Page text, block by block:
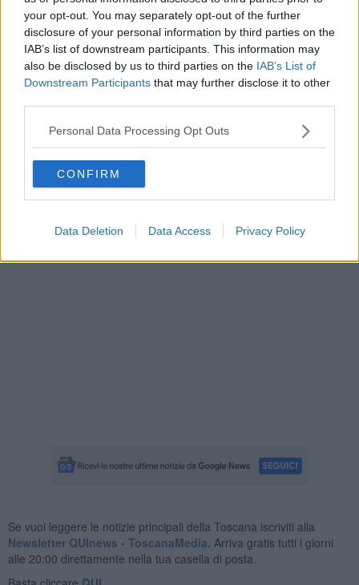
your opt-out. You may separately opt-out of the further
disclosure of your personal information by third parties on the
IAB’s list of downstream participants. This information may
also be disclosed by us to third parties on the IAB’s List of
Downstream Participants that may further disclose it to other
Personal Data Processing Opt Outs
CONFIRM
Data Deletion Data Access Privacy Policy
manovre per la rianimazione, ha richiesto l'intervento
dell'elisoccorso Pegaso che ha trasferito l'uomo all'ospedale di
Grosseto. Sono intervenuti anche iVigili del Fuoco.
Se vuoi leggere le notizie principali della Toscana iscriviti alla
Newsletter QUInews - ToscanaMedia. Arriva gratis tutti i giorni
alle 20:00 direttamente nella tua casella di posta.